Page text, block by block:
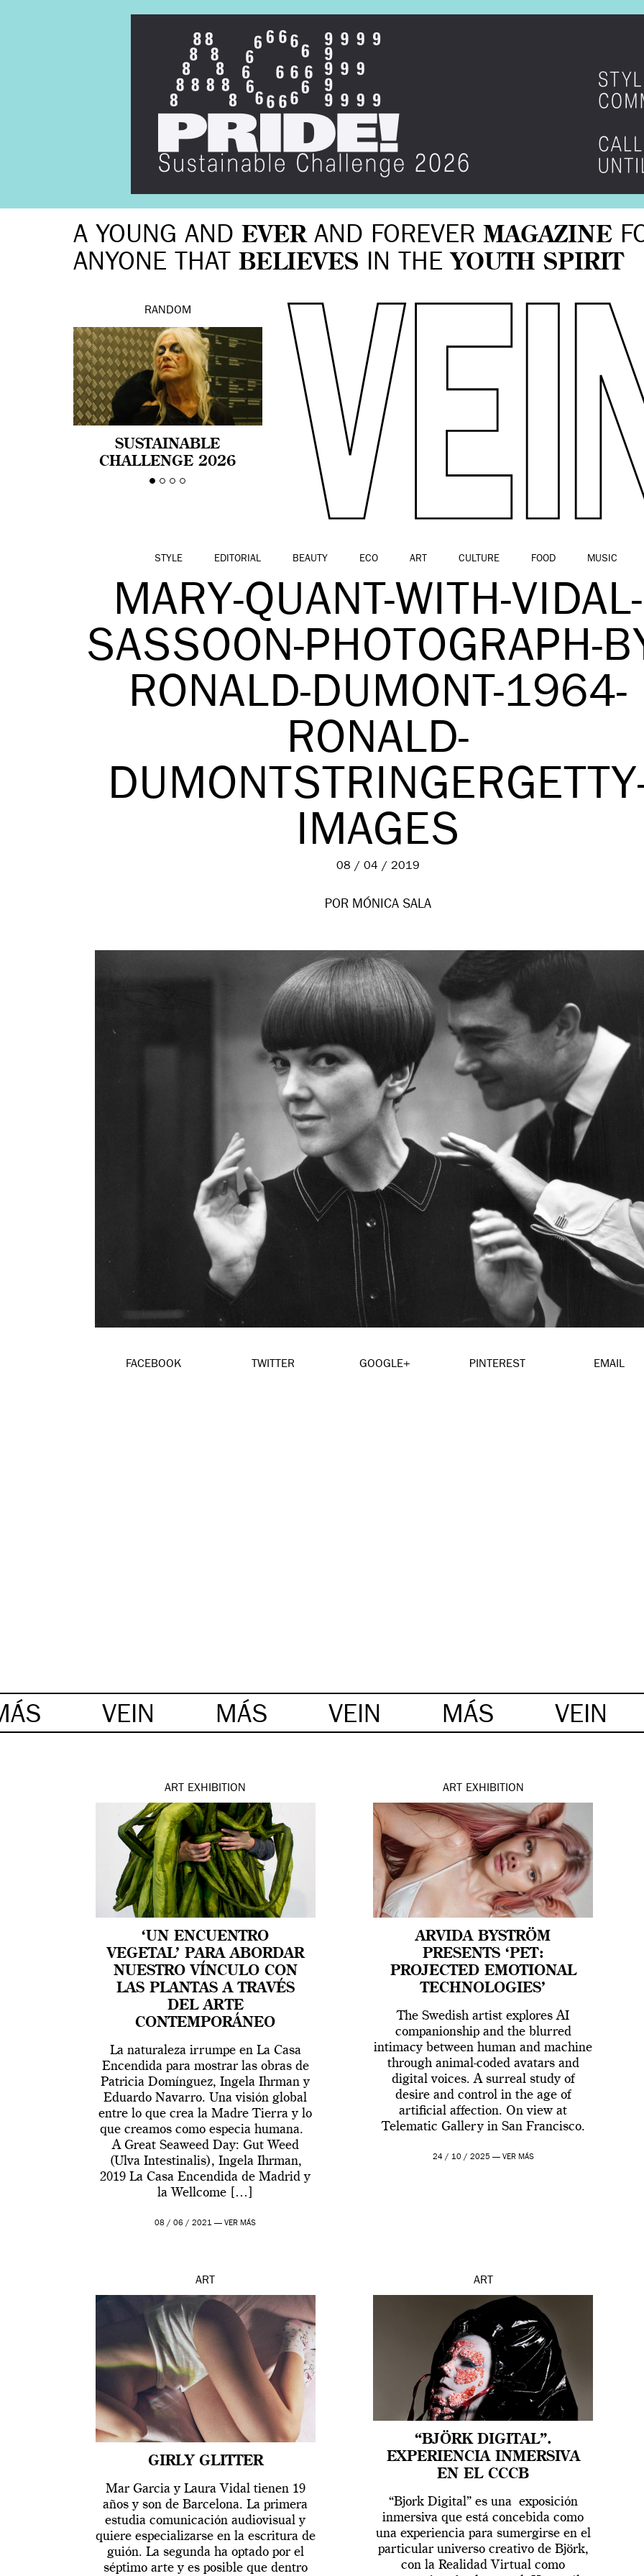
A YOUNG AND EVERAND FOREVER MAGAZINE
ANYONE THAT BELIEVES IN THE YOUTH SPIRIT
RANDOM
SUSTAINABLE
CHALLENGE 2026
CELEBRA LA
STYLE EDITORIAL BEAUTY ECO ART CULTURE FOOD MUSIC
MARY-QUANT-WITH-VIDAL-
SASSOON-PHOTOGRAPH-
RONALD-DUMONT-1964-
RONALD-
IMAGES
08 / 04 / 2019
POR MÓNICA SALA
FACEBOOK TWITTER GOOGLE+ PINTEREST EMAIL
VEIN MÁS VEIN MÁS VEIN
ART EXHIBITION
‘UN ENCUENTRO
VEGETAL’ PARA ABORDAR
NUESTRO VÍNCULO CON
LAS PLANTAS A TRAVÉS
DEL ARTE
CONTEMPORÁNEO
La naturaleza irrumpe en La Casa
Encendida para mostrar las obras de
Patricia Domínguez, Ingela Ihrman y
Eduardo Navarro. Una visión global
entre lo que crea la Madre Tierra y lo
que creamos como especia humana.
A Great Seaweed Day: Gut Weed
(Ulva Intestinalis), Ingela Ihrman,
2019 La Casa Encendida de Madrid y
la Wellcome […]
08 / 06 / 2021 —VER MÁS
ART EXHIBITION
ARVIDA BYSTRÖM
PRESENTS ‘PET:
PROJECTED EMOTIONAL
TECHNOLOGIES’
The Swedish artist explores AI
companionship and the blurred
intimacy between human and machine
through animal-coded avatars and
digital voices. A surreal study of
desire and control in the age of
artificial affection. On view at
Telematic Gallery in San Francisco.
24 / 10 / 2025 — VER MÁS
ART
GIRLY GLITTER
Mar Garcia y Laura Vidal tienen 19
años y son de Barcelona. La primera
estudia comunicación audiovisual y
quiere especializarse en la escritura de
guión. La segunda ha optado por el
séptimo arte y es posible que dentro
ART
“BJÖRK DIGITAL”.
EXPERIENCIA INMERSIVA
EN EL CCCB
“Bjork Digital” es una exposición
inmersiva que está concebida como
una experiencia para sumergirse en el
particular universo creativo de Björk,
con la Realidad Virtual como